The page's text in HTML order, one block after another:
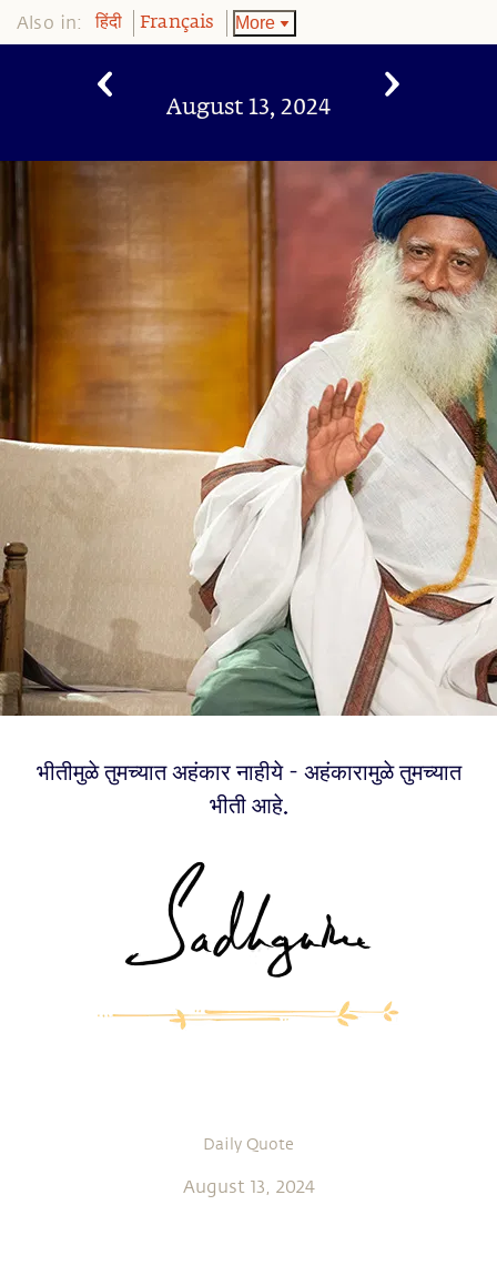
Also in: हिंदी Français More
August 13, 2024
भीतीमुळे तुमच्यात अहंकार नाहीये - अहंकारामुळे तुमच्यात
भीती आहे.
Daily Quote
August 13, 2024